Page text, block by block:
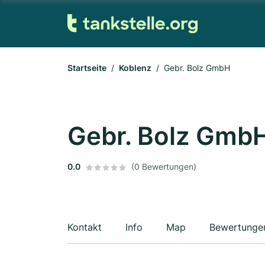
Startseite Koblenz Gebr. Bolz GmbH
Gebr. Bolz
0.0 (0 Bewertungen)
Kontakt Info Map